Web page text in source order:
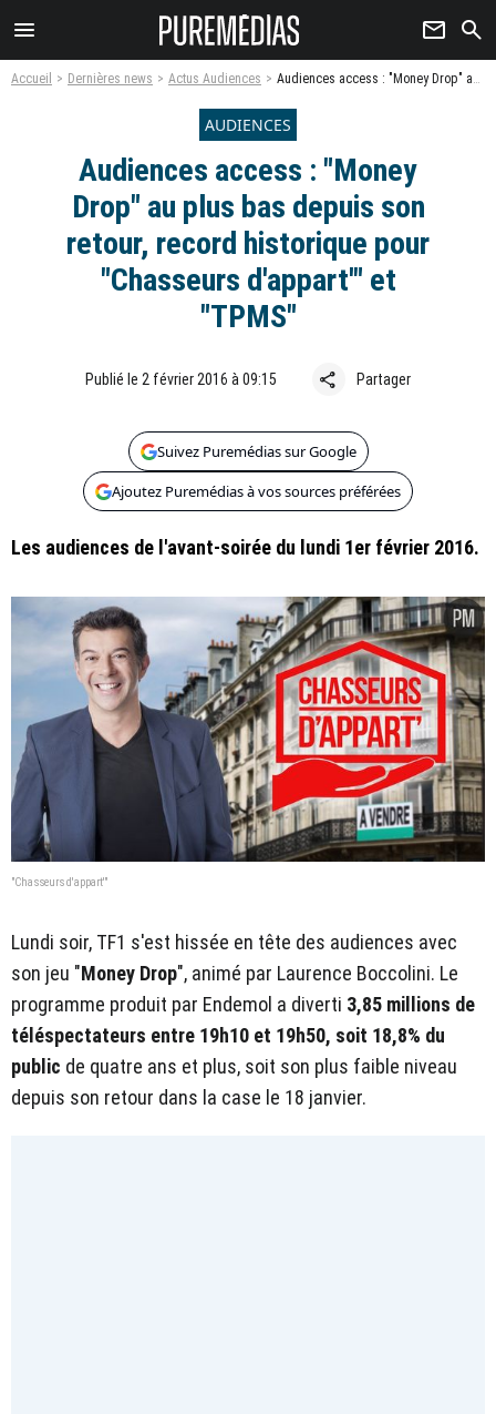
menu newsletter search
Accueil Dernières news Actus Audiences Audiences access : "Money Drop" au plus bas depuis son retour, record historique pour "Chasseurs d'appart'" et "TPMS"
AUDIENCES
Audiences access : "Money
Drop" au plus bas depuis son
retour, record historique pour
"Chasseurs d'appart'" et
"TPMS"
Publié le 2 février 2016 à 09:15 share Partager
Suivez Puremédias sur Google
Ajoutez Puremédias à vos sources préférées
Les audiences de l'avant-soirée du lundi 1er février 2016.
"Chasseurs d'appart'"
Lundi soir, TF1 s'est hissée en tête des audiences avec
son jeu "Money Drop", animé par Laurence Boccolini. Le
programme produit par Endemol a diverti 3,85 millions de
téléspectateurs entre 19h10 et 19h50, soit 18,8% du
public de quatre ans et plus, soit son plus faible niveau
depuis son retour dans la case le 18 janvier.